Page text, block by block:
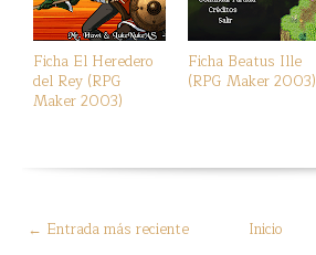
Ficha El Heredero
del Rey (RPG
Maker 2003)
Ficha Beatus Ille
(RPG Maker 2003)
← Entrada más reciente Inicio